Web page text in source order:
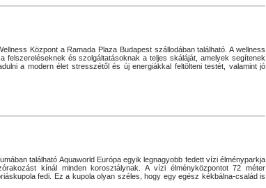
Központ a Ramada Plaza Budapest szállodában található. A wellness
felszereléseknek és szolgáltatásoknak a teljes skáláját, amelyek segítenek
a modern élet stresszétől és új energiákkal feltölteni testét, valamint jó
található Aquaworld Európa egyik legnagyobb fedett vízi élményparkja
kínál minden korosztálynak. A vízi élményközpontot 72 méter
fedi. Ez a kupola olyan széles, hogy egy egész kékbálna-család is